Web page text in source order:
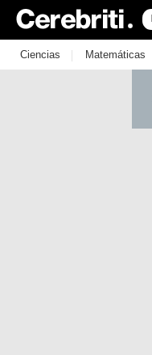
Ciencias | Matemáticas